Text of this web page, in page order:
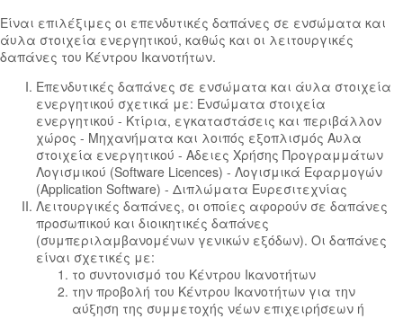
Είναι επιλέξιμες οι επενδυτικές δαπάνες σε ενσώματα και
άυλα στοιχεία ενεργητικού, καθώς και οι λειτουργικές
δαπάνες του Κέντρου Ικανοτήτων.
Επενδυτικές δαπάνες σε ενσώματα και άυλα στοιχεία
ενεργητικού σχετικά με: Ενσώματα στοιχεία
ενεργητικού - Κτίρια, εγκαταστάσεις και περιβάλλον
χώρος - Μηχανήματα και λοιπός εξοπλισμός Αυλα
στοιχεία ενεργητικού - Αδειες Χρήσης Προγραμμάτων
Λογισμικού (Software Licences) - Λογισμικά Εφαρμογών
(Application Software) - Διπλώματα Ευρεσιτεχνίας
Λειτουργικές δαπάνες, οι οποίες αφορούν σε δαπάνες
προσωπικού και διοικητικές δαπάνες
(συμπεριλαμβανομένων γενικών εξόδων). Οι δαπάνες
είναι σχετικές με:
το συντονισμό του Κέντρου Ικανοτήτων
την προβολή του Κέντρου Ικανοτήτων για την
αύξηση της συμμετοχής νέων επιχειρήσεων ή